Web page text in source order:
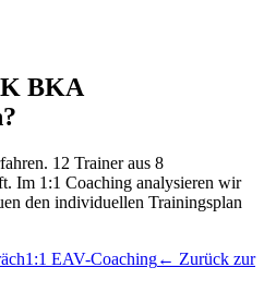
BKA
12 Trainer aus 8
Im 1:1 Coaching analysieren wir
den individuellen Trainingsplan
1:1 EAV-Coaching← Zurück zur